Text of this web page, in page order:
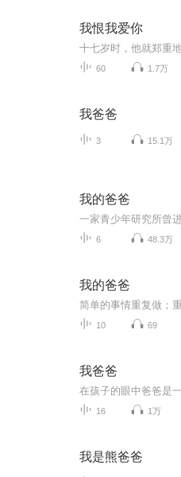
我恨我爱你
60 1.7万
我爸爸
3 15.1万
我的爸爸
6 48.3万
我的爸爸
10 69
我爸爸
16 1万
我是熊爸爸